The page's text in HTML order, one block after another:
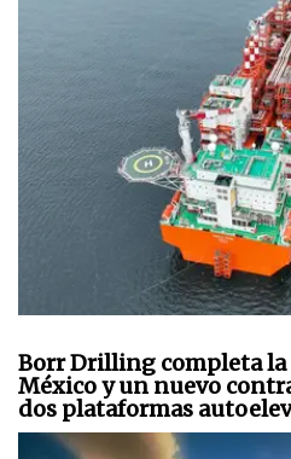
Borr Drilling completa
México y un nuevo
dos plataformas